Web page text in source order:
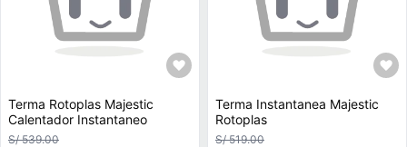
Terma Rotoplas Majestic
Calentador Instantaneo
S/ 539.00
Terma Instantanea Majestic
Rotoplas
S/ 519.00